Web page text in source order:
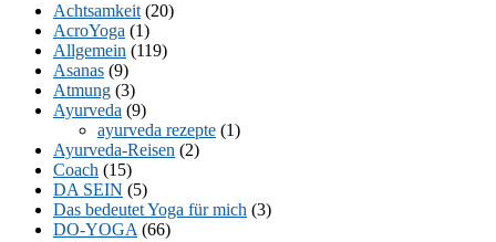
Achtsamkeit(20)
AcroYoga (1)
Allgemein (119)
Asanas (9)
Atmung (3)
Ayurveda (9)
ayurveda rezepte (1)
Ayurveda-Reisen (2)
Coach (15)
DA SEIN (5)
Das bedeutet Yoga für mich (3)
DO-YOGA(66)